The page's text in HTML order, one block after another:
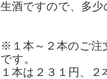
生酒ですので、多
※１本～２本のご注
です。
１本は２３１円、